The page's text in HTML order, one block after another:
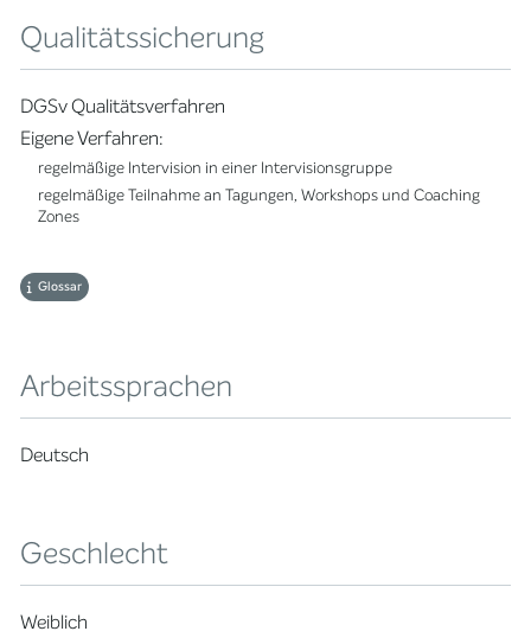
Qualitätssicherung
DGSv Qualitätsverfahren
Eigene Verfahren:
regelmäßige Intervision in einer Intervisionsgruppe
regelmäßige Teilnahme an Tagungen, Workshops und Coaching
Zones
Glossar
Arbeitssprachen
Deutsch
Geschlecht
Weiblich